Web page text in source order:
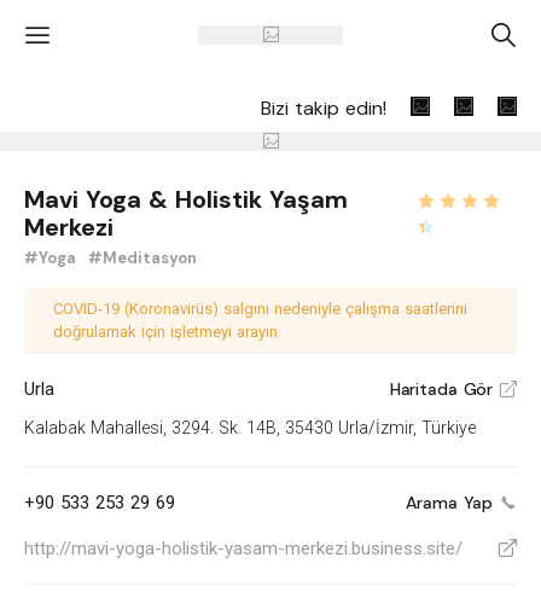
' A
Bizi takip edin!
Mavi Yoga & Holistik Yaşam
Merkezi
#Yoga #Meditasyon
COVID-19 (Koronavirüs) salgını nedeniyle çalışma saatlerini
doğrulamak için işletmeyi arayın.
Urla Haritada Gör V
Kalabak Mahallesi, 3294. Sk. 14B, 35430 Urla/İzmir, Türkiye
+90 533 253 29 69 Arama Yap
http://mavi-yoga-holistik-yasam-merkezi.business.site/ V